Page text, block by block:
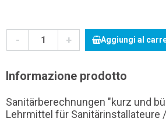
- + Aggiungi al
Informazione prodotto
Sanitärberechnungen "kurz und
Lehrmittel für Sanitärinstallateure